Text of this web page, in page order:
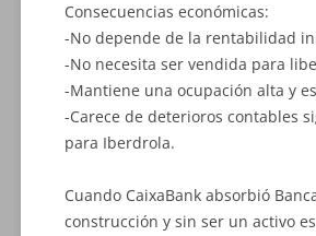
Consecuencias económicas:
-No depende de la rentabilidad
-No necesita ser vendida para
-Mantiene una ocupación alta y
-Carece de deterioros contables
para Iberdrola.
Cuando CaixaBank absorbió
construcción y sin ser un activo